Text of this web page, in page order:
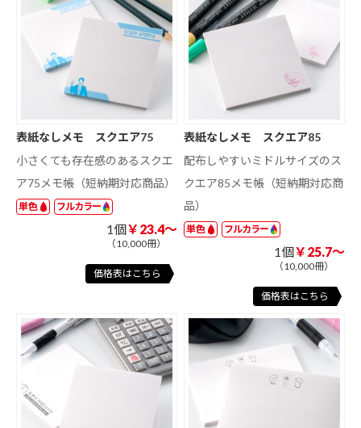
表紙なしメモ スクエア75
小さくても存在感のあるスクエ
ア75メモ帳（短納期対応商品）
単色 フルカラー
1個￥23.4～
（10,000冊）
価格表はこちら
表紙なしメモ スクエア85
配布しやすいミドルサイズのス
クエア85メモ帳（短納期対応商
品）
単色 フルカラー
1個￥25.7～
（10,000冊）
価格表はこちら